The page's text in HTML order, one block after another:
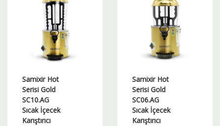
Samixir Hot
Serisi Gold
SC10.AG
Sıcak İçecek
Karıştırıcı
Samixir Hot
Serisi Gold
SC06.AG
Sıcak İçecek
Karıştırıcı